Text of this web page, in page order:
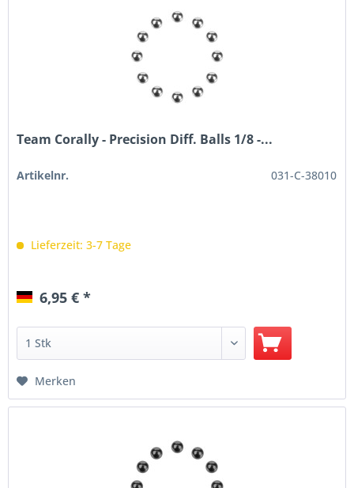
Team Corally - Precision Diff. Balls 1/8 -...
Artikelnr. 031-C-38010
Lieferzeit: 3-7 Tage
6,95 € *
Merken